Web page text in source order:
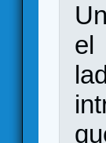
el